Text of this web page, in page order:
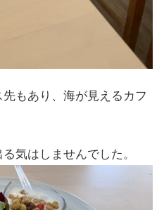
もあり、海が見えるカフ
気はしませんでした。